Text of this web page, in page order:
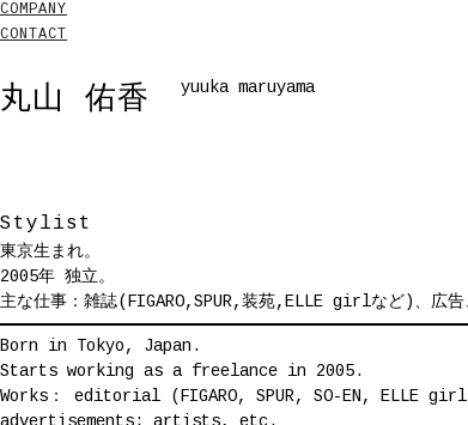
COMPANY
CONTACT
丸山 佑香 yuuka maruyama
Stylist
東京生まれ。
2005年 独立。
主な仕事：雑誌(FIGARO,SPUR,装苑,ELLE girlなど)、広
Born in Tokyo, Japan.
Starts working as a freelance in 2005.
Works： editorial (FIGARO, SPUR, SO-EN, ELLE